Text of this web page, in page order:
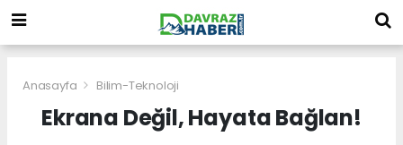
Anasayfa Bilim-Teknoloji
Ekrana Değil, Hayata Bağlan!